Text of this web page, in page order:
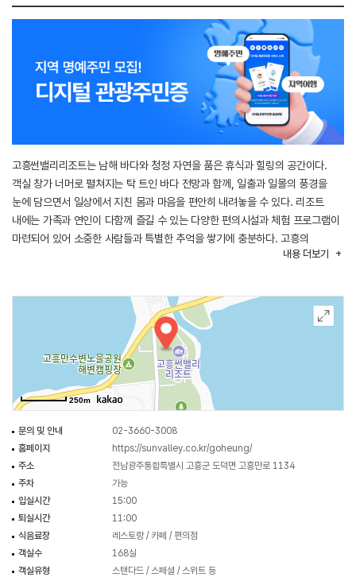
고흥썬밸리리조트는 남해 바다와 청정 자연을 품은 휴식과 힐링의 공간이다.
객실 창가 너머로 펼쳐지는 탁 트인 바다 전망과 함께, 일출과 일몰의 풍경을
눈에 담으면서 일상에서 지친 몸과 마음을 편안히 내려놓을 수 있다. 리조트
내에는 가족과 연인이 다함께 즐길 수 있는 다양한 편의시설과 체험 프로그램이
마련되어 있어 소중한 사람들과 특별한 추억을 쌓기에 충분하다. 고흥의
아름다운 풍광과 어우러진 고흥썬밸리리조트에서 잊지 못할 휴식을 경험할 수
내용 더보기
250m
문의 및 안내
02-3660-3008
홈페이지
https://sunvalley.co.kr/goheung/
주소
전남광주통합특별시 고흥군 도덕면 고흥만로 1134
주차
가능
입실시간
15:00
퇴실시간
11:00
식음료장
레스토랑 / 카페 / 편의점
객실수
168실
객실유형
스탠다드 / 스페셜 / 스위트 등